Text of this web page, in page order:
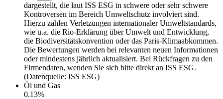
dargestellt, die laut ISS ESG in schwere oder sehr schwere
Kontroversen im Bereich Umweltschutz involviert sind.
Hierzu zählen Verletzungen internationaler Umweltstandards,
wie u.a. die Rio-Erklärung über Umwelt und Entwicklung,
die Biodiversitätskonvention oder das Paris-Klimaabkommen.
Die Bewertungen werden bei relevanten neuen Informationen
oder mindestens jährlich aktualisiert. Bei Rückfragen zu den
Firmendaten, wenden Sie sich bitte direkt an ISS ESG.
(Datenquelle: ISS ESG)
Öl und Gas
0.13%